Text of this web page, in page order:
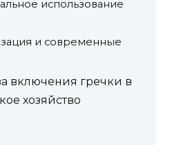
использование
и современные
включения гречки в
хозяйство